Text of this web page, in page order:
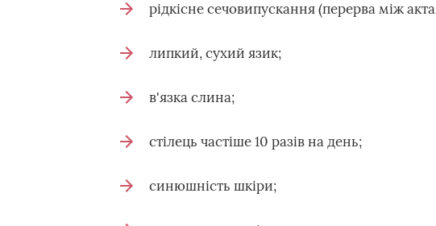
рідкісне сечовипускання (перерва між
липкий, сухий язик;
в'язка слина;
стілець частіше 10 разів на день;
синюшність шкіри;